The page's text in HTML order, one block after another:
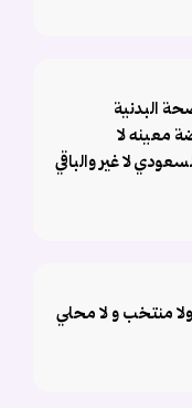
البدنية
معينه لا
لا غير والباقي
منتخب و لا محلي